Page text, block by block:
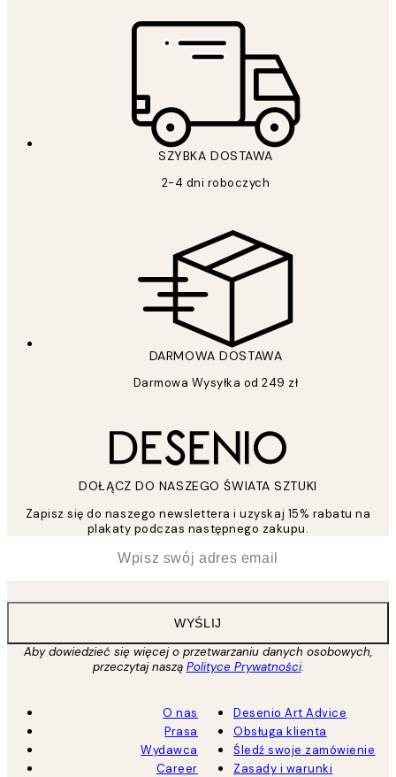
SZYBKA DOSTAWA
2-4 dni roboczych
DARMOWA DOSTAWA
Darmowa Wysyłka od 249 zł
DOŁĄCZ DO NASZEGO ŚWIATA SZTUKI
Zapisz się do naszego newslettera i uzyskaj 15% rabatu na
plakaty podczas następnego zakupu.
WYŚLIJ
Aby dowiedzieć się więcej o przetwarzaniu danych osobowych,
przeczytaj naszą Polityce Prywatności.
O nas
Prasa
Wydawca
Career
Desenio Art Advice
Obsługa klienta
Śledź swoje zamówienie
Zasady i warunki